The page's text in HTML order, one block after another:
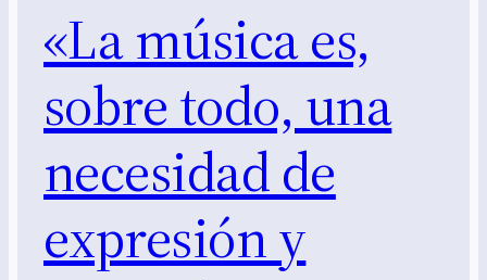
«La música es,
sobre todo, una
necesidad de
expresión y